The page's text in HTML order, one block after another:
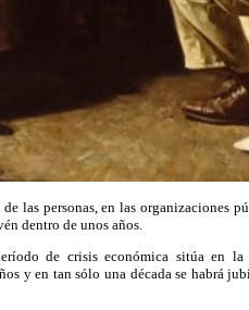
las personas, en las organizaciones
dentro de unos años.
de crisis económica sitúa en
y en tan sólo una década se habrá